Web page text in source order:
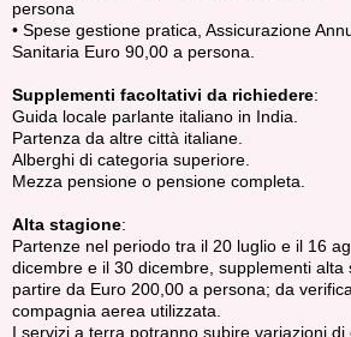
persona
• Spese gestione pratica, Assicurazione
Sanitaria Euro 90,00 a persona.
Supplementi facoltativi da richiedere:
Guida locale parlante italiano in India.
Partenza da altre città italiane.
Alberghi di categoria superiore.
Mezza pensione o pensione completa.
Alta stagione:
Partenze nel periodo tra il 20 luglio e il 16
dicembre e il 30 dicembre, supplementi alta
partire da Euro 200,00 a persona; da
compagnia aerea utilizzata.
I servizi a terra potranno subire variazioni di